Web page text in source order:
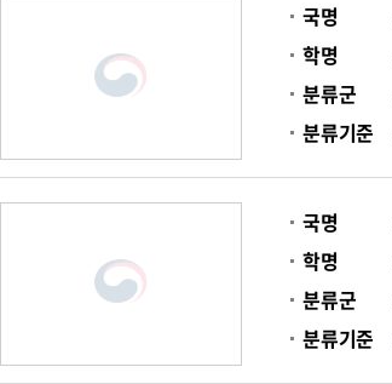
국명
학명
분류군
분류기준
국명
학명
분류군
분류기준